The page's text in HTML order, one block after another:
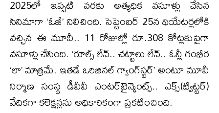
2025లో ఇప్పటి వరకు అత్యధిక వసూళ్లు చేసిన
సినిమాగా ‘ఓజీ’ నిలిచింది. సెప్టెంబర్ 25న థియేటర్లలోకి
వచ్చిన ఈ మూవీ.. 11 రోజుల్లో రూ.308 కోట్లకుపైగా
వసూళ్లు చేసింది. ‘రూల్స్ లేవ్.. చట్టాలు లేవ్.. ఓన్లీ గంభీర
‘లా’ మాత్రమే. ఇతడే ఒరిజినల్ గ్యాంగ్‌స్టర్’ అంటూ మూవీ
నిర్మాణ సంస్థ డీవీవీ ఎంటర్‌టైన్మెంట్స్.. ఎక్స్(ట్విట్టర్)
వేదికగా కలెక్షన్లను అధికారికంగా ప్రకటించింది.